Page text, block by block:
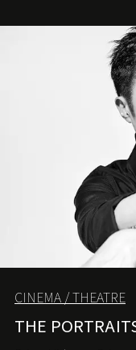
CINEMA / THEATRE
THE